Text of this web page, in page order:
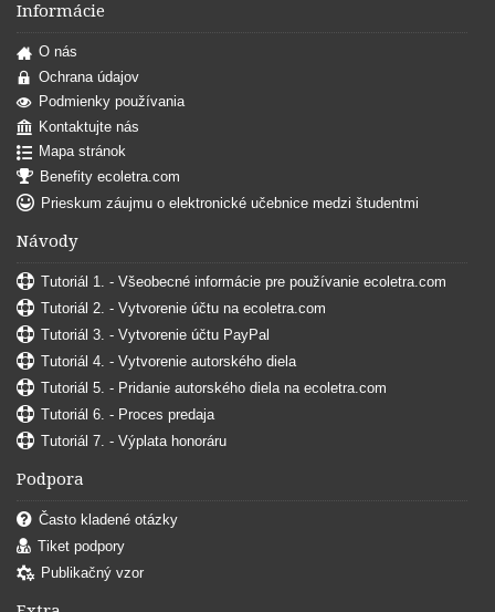
Informácie
O nás
Ochrana údajov
Podmienky používania
Kontaktujte nás
Mapa stránok
Benefity ecoletra.com
Prieskum záujmu o elektronické učebnice medzi študentmi
Návody
Tutoriál 1. - Všeobecné informácie pre používanie ecoletra.com
Tutoriál 2. - Vytvorenie účtu na ecoletra.com
Tutoriál 3. - Vytvorenie účtu PayPal
Tutoriál 4. - Vytvorenie autorského diela
Tutoriál 5. - Pridanie autorského diela na ecoletra.com
Tutoriál 6. - Proces predaja
Tutoriál 7. - Výplata honoráru
Podpora
Často kladené otázky
Tiket podpory
Publikačný vzor